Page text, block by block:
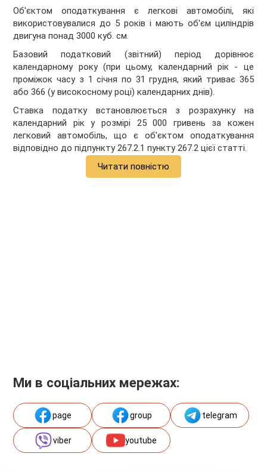
Об'єктом оподаткування є легкові автомобілі, які
використовувалися до 5 років і мають об'єм циліндрів
двигуна понад 3000 куб. см.
Базовий податковий (звітний) період дорівнює
календарному року (при цьому, календарний рік - це
проміжок часу з 1 січня по 31 грудня, який триває 365
або 366 (у високосному році) календарних днів).
Ставка податку встановлюється з розрахунку на
календарний рік у розмірі 25 000 гривень за кожен
легковий автомобіль, що є об'єктом оподаткування
відповідно до підпункту 267.2.1 пункту 267.2 цієї статті.
Читати повністю
Ми в соціальних мережах:
page group telegram
viber youtube